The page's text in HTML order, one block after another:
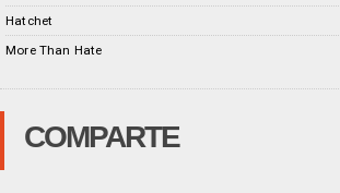
Hatchet
More Than Hate
COMPARTE